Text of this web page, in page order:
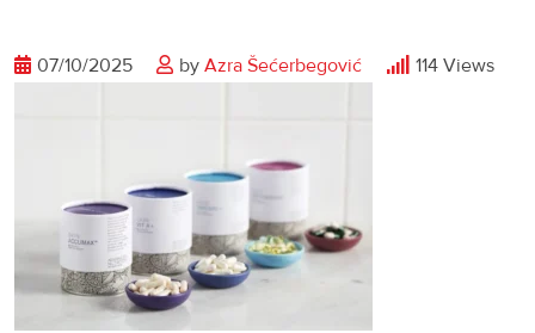
07/10/2025 by Azra Šećerbegović 114 Views